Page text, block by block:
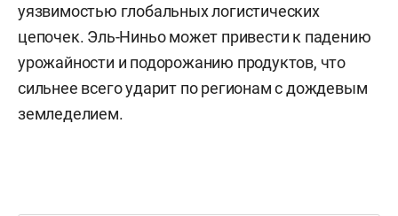
уязвимостью глобальных логистических
цепочек. Эль-Ниньо может привести к падению
урожайности и подорожанию продуктов, что
сильнее всего ударит по регионам с дождевым
земледелием.